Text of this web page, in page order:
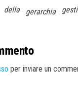
della gerarchia
per inviare un